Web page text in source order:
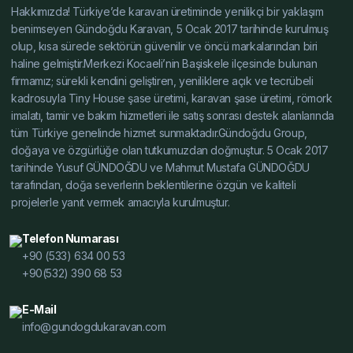
Çelik Karavan Şase Toptan, Karavan Şasesi Toptan,
Tiny House Şasesi Toptan, Alçak Şase Toptan, Yüksek
Şase Toptan, Hafif Çelik Karavan Şase Özelleştirilmiş,
Karavan Şasesi Özelleştirilmiş, Tiny House Şasesi
Özelleştirilmiş, Alçak Şase Özelleştirilmiş, Yüksek Şase
Özelleştirilmiş, Hafif Çelik Karavan Şase İmalat, Karavan
Şasesi İmalat, Tiny House Şasesi İmalat, Alçak Şase
İmalat, Yüksek Şase İmalat, Hafif Çelik Karavan Şase
Fiyat Teklif, Karavan Şasesi Fiyat Teklif, Tiny House
Şasesi Fiyat Teklif, Alçak Şase Fiyat Teklif, Yüksek Şase
Karavan Şasesi Dayanıklı Modeller, Tiny House Şasesi
Dayanıklı Modeller, Alçak Şase Dayanıklı Modeller,
Yüksek Şase Dayanıklı Modeller, Hafif Çelik Karavan
Dayanıklı, Tiny House Şasesi Hafif ve Dayanıklı, Alçak
Şase Hafif ve Dayanıklı, Yüksek Şase Hafif ve Dayanıklı,
Hakkımızda! Türkiye’de karavan üretiminde yenilikçi bir yaklaşım
benimseyen Gündoğdu Karavan, 5 Ocak 2017 tarihinde kurulmuş
olup, kısa sürede sektörün güvenilir ve öncü markalarından biri
haline gelmiştir.Merkezi Kocaeli’nin Başiskele ilçesinde bulunan
firmamız; sürekli kendini geliştiren, yeniliklere açık ve tecrübeli
kadrosuyla Tiny House şase üretimi, karavan şase üretimi, römork
imalatı, tamir ve bakım hizmetleri ile satış sonrası destek alanlarında
tüm Türkiye genelinde hizmet sunmaktadır.Gündoğdu Group,
doğaya ve özgürlüğe olan tutkumuzdan doğmuştur. 5 Ocak 2017
tarihinde Yusuf GÜNDOĞDU ve Mahmut Mustafa GÜNDOĞDU
tarafından, doğa severlerin beklentilerine özgün ve kaliteli
projelerle yanıt vermek amacıyla kurulmuştur.
Telefon Numarası
+90 (533) 634 00 53
+90(532) 390 68 53
E-Mail
info@gundogdukaravan.com